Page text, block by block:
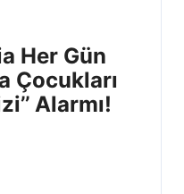
Her Gün
Çocukları
Alarmı!